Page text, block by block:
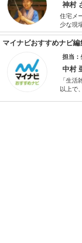
神村
住宅メ
少な現場監
に、こ
収納ア
でのプレゼ
を開催
マイナビおすすめナビ編
担当：
中村
「生
以上で